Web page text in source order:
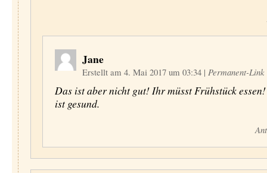
Jane
Erstellt am 4. Mai 2017 um 03:34 | Permanent-Link
Das ist aber nicht gut! Ihr müsst Frühstück
ist gesund.